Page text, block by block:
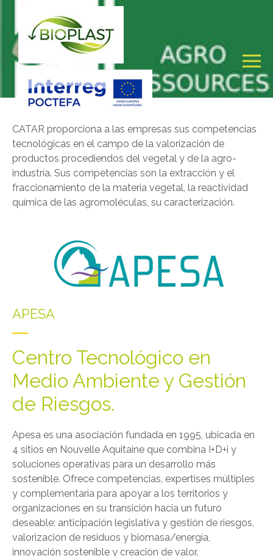
CATAR proporciona a las empresas sus competencias
tecnológicas en el campo de la valorización de
productos procediendos del vegetal y de la agro-
industría. Sus competencias son la extracción y el
fraccionamiento de la materia vegetal, la reactividad
química de las agromoléculas, su caracterización.
APESA
Centro Tecnológico en
Medio Ambiente y Gestión
de Riesgos.
Apesa es una asociación fundada en 1995, ubicada en
4 sitios en Nouvelle Aquitaine que combina I+D+i y
soluciones operativas para un desarrollo más
sostenible. Ofrece competencias, expertises múltiples
y complementaria para apoyar a los territorios y
organizaciones en su transición hacia un futuro
deseable: anticipación legislativa y gestión de riesgos,
valorizacion de residuos y biomasa/energía,
innovación sostenible y creación de valor.